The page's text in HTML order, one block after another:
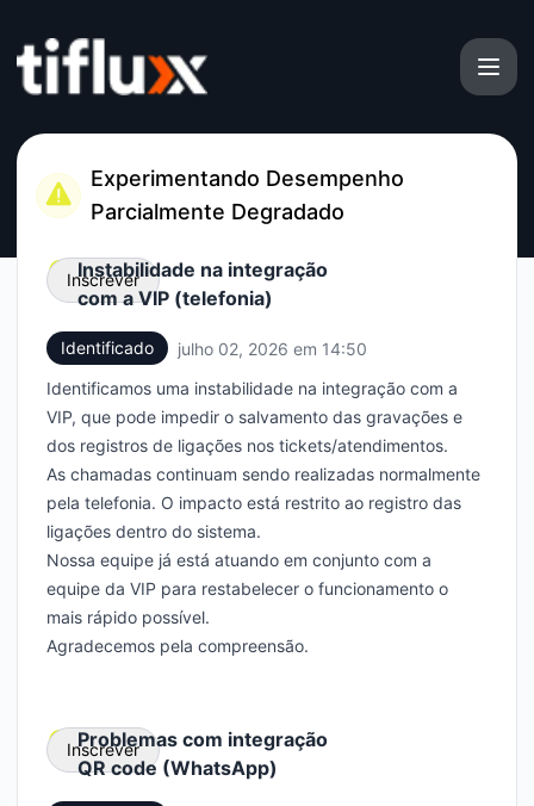
Experimentando Desempenho
Parcialmente Degradado
Instabilidade na integração
com a VIP (telefonia)
Identificado julho 02, 2026 em 14:50
Identificamos uma instabilidade na integração com a
VIP, que pode impedir o salvamento das gravações e
dos registros de ligações nos tickets/atendimentos.
As chamadas continuam sendo realizadas normalmente
pela telefonia. O impacto está restrito ao registro das
ligações dentro do sistema.
Nossa equipe já está atuando em conjunto com a
equipe da VIP para restabelecer o funcionamento o
mais rápido possível.
Agradecemos pela compreensão.
Inscrever
Email
Webhook
Problemas com integração
QR code (WhatsApp)
Inscrever